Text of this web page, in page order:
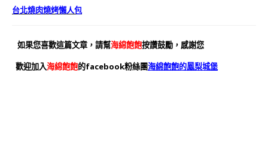
台北燒肉燒烤懶人包
如果您喜歡這篇文章，請幫海綿飽飽按讚鼓勵，感謝您
歡迎加入海綿飽飽的facebook粉絲團海綿飽飽的鳳梨城堡